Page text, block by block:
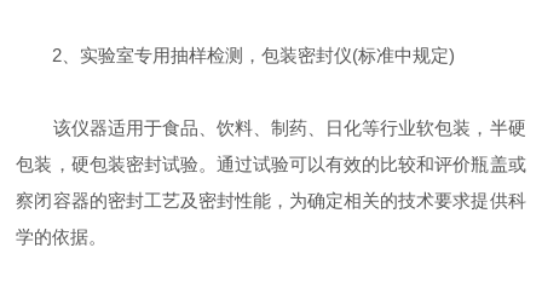
2、实验室专用抽样检测，包装密封仪(标准中规定)
该仪器适用于食品、饮料、制药、日化等行业软包装，半硬
包装，硬包装密封试验。通过试验可以有效的比较和评价瓶盖或
察闭容器的密封工艺及密封性能，为确定相关的技术要求提供科
学的依据。